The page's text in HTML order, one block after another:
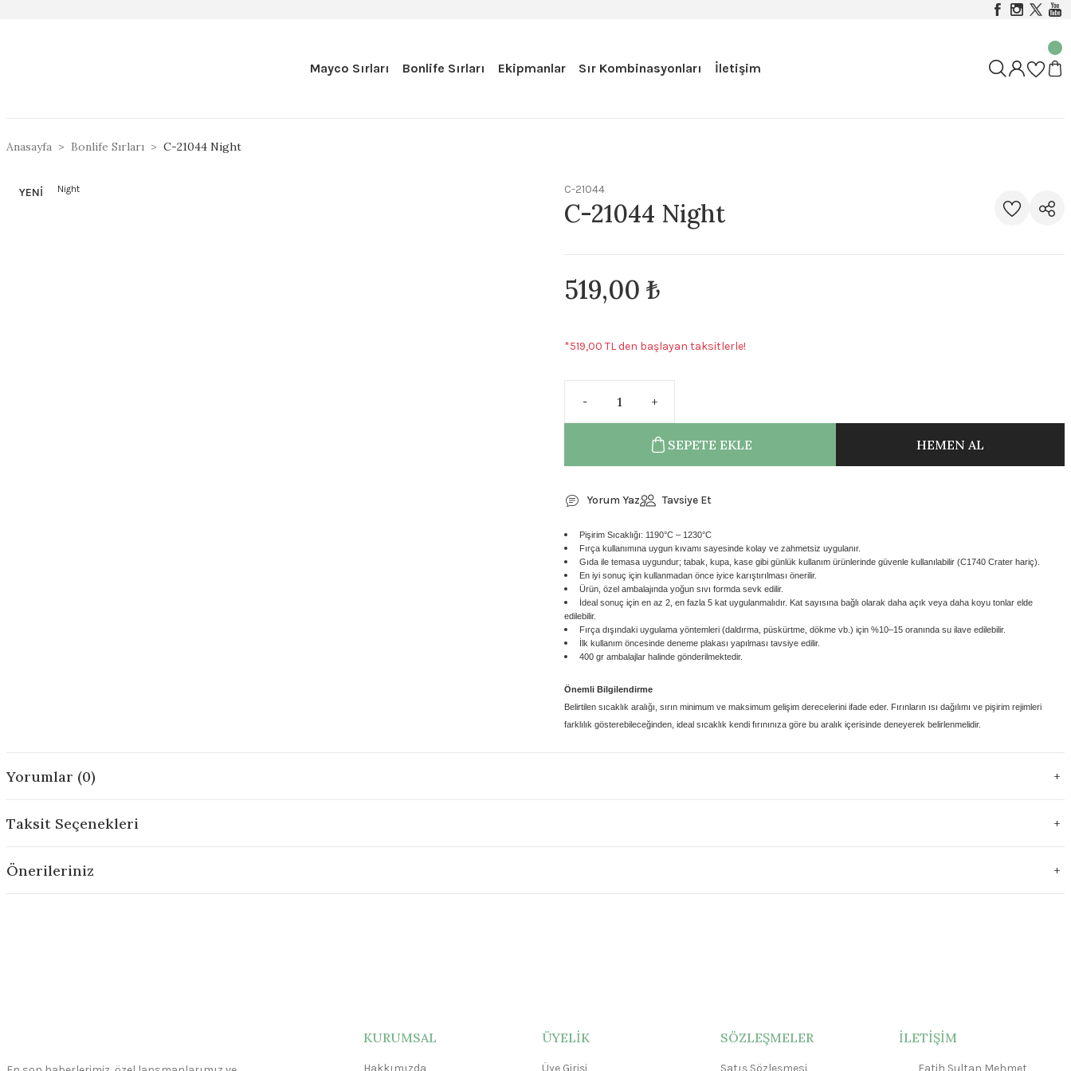
Mayco Sırları Bonlife Sırları Ekipmanlar Sır Kombinasyonları İletişim
Anasayfa Bonlife Sırları C-21044 Night
YENİ C-21044
C-21044 Night
519,00 ₺
*519,00 TL den başlayan taksitlerle!
SEPETE EKLE HEMEN AL
Yorum Yaz Tavsiye Et
Pişirim Sıcaklığı: 1190°C – 1230°C
Fırça kullanımına uygun kıvamı sayesinde kolay ve zahmetsiz uygulanır.
Gıda ile temasa uygundur; tabak, kupa, kase gibi günlük kullanım ürünlerinde güvenle kullanılabilir (C1740 Crater hariç).
En iyi sonuç için kullanmadan önce iyice karıştırılması önerilir.
Ürün, özel ambalajında yoğun sıvı formda sevk edilir.
İdeal sonuç için en az 2, en fazla 5 kat uygulanmalıdır. Kat sayısına bağlı olarak daha açık veya daha koyu tonlar elde
edilebilir.
Fırça dışındaki uygulama yöntemleri (daldırma, püskürtme, dökme vb.) için %10–15 oranında su ilave edilebilir.
İlk kullanım öncesinde deneme plakası yapılması tavsiye edilir.
400 gr ambalajlar halinde gönderilmektedir.
Önemli Bilgilendirme
Belirtilen sıcaklık aralığı, sırın minimum ve maksimum gelişim derecelerini ifade eder. Fırınların ısı dağılımı ve pişirim rejimleri
farklılık gösterebileceğinden, ideal sıcaklık kendi fırınınıza göre bu aralık içerisinde deneyerek belirlenmelidir.
Yorumlar (0)
Taksit Seçenekleri
Önerileriniz
KURUMSAL
Hakkımızda
ÜYELİK
Üye Girişi
SÖZLEŞMELER
Satış Sözleşmesi
İLETİŞİM
Fatih Sultan Mehmet